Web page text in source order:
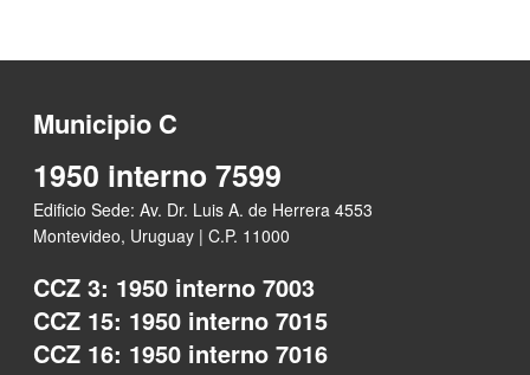
Municipio C
1950 interno 7599
Edificio Sede: Av. Dr. Luis A. de Herrera 4553
Montevideo, Uruguay | C.P. 11000
CCZ 3: 1950 interno 7003
CCZ 15: 1950 interno 7015
CCZ 16: 1950 interno 7016